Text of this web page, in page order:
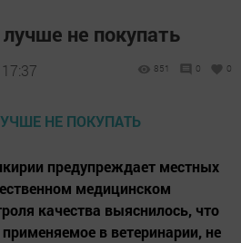
не покупать
851 0 0
предупреждает местных
медицинском
качества выяснилось, что
в ветеринарии, не